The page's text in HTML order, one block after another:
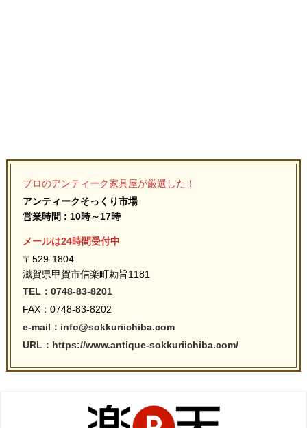
プロのアンティーク家具屋が厳選した！
アンティークそっくり市場
営業時間 : 10時～17時
メールは24時間受付中
〒529-1804
滋賀県甲賀市信楽町勅旨1181
TEL：0748-83-8201
FAX：0748-83-8202
e-mail：info@sokkuriichiba.com
URL：https://www.antique-sokkuriichiba.com/